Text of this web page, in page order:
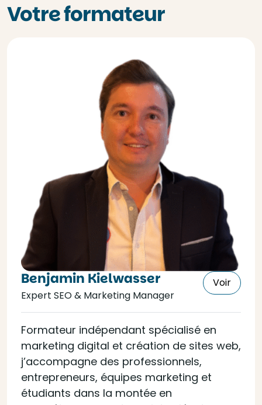
Votre formateur
Benjamin Kielwasser
Expert SEO & Marketing Manager
Voir
Formateur indépendant spécialisé en
marketing digital et création de sites web,
j’accompagne des professionnels,
entrepreneurs, équipes marketing et
étudiants dans la montée en